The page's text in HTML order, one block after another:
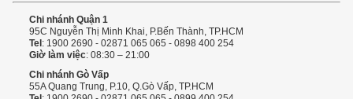
Chi nhánh Quận 1
95C Nguyễn Thị Minh Khai, P.Bến Thành, TP.HCM
Tel : 1900 2690 - 02871 065 065 - 0898 400 254
Giờ làm việc: 08:30 – 21:00
Chi nhánh Gò Vấp
55A Quang Trung, P.10, Q.Gò Vấp, TP.HCM